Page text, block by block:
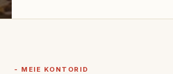
- MEIE KONTORID